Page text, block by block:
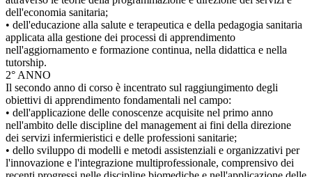
dell'economia sanitaria;
• dell'educazione alla salute e terapeutica e della pedagogia sanitaria
applicata alla gestione dei processi di apprendimento
nell'aggiornamento e formazione continua, nella didattica e nella
tutorship.
2° ANNO
Il secondo anno di corso è incentrato sul raggiungimento degli
obiettivi di apprendimento fondamentali nel campo:
• dell'applicazione delle conoscenze acquisite nel primo anno
nell'ambito delle discipline del management ai fini della direzione
dei servizi infermieristici e delle professioni sanitarie;
• dello sviluppo di modelli e metodi assistenziali e organizzativi per
l'innovazione e l'integrazione multiprofessionale, comprensivo dei